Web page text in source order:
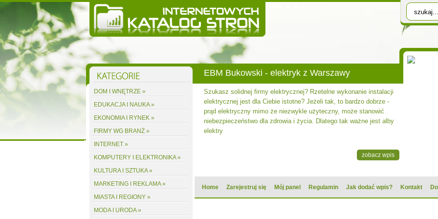
EBM Bukowski - elektryk z Warszawy
Szukasz solidnej firmy elektrycznej? Rzetelne wykonanie instalacji
elektrycznej jest dla Ciebie istotne? Jeżeli tak, to bardzo dobrze -
prąd elektryczny mimo że niezwykle użyteczny, może stanowić
niebezpieczeństwo dla zdrowia i życia. Dlatego tak ważne jest alby
elektry
zobacz wpis
Home Zarejestruj się Mój panel Regulamin Jak dodać wpis? Kontakt
DOM I WNĘTRZE »
EDUKACJA I NAUKA »
EKONOMIA I RYNEK »
FIRMY WG BRANŻ »
INTERNET »
KOMPUTERY I ELEKTRONIKA »
KULTURA I SZTUKA »
MARKETING I REKLAMA »
MIASTA I REGIONY »
MODA I URODA »